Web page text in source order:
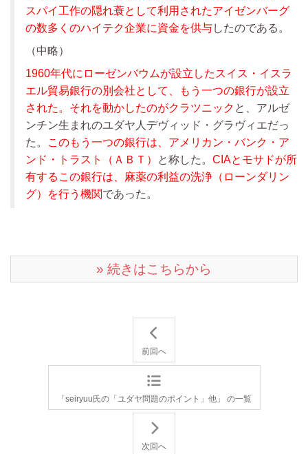
スパイ工作の隠れ蓑として利用されたアイゼンバーグ
の数多くのハイテク企業に資金を供与したのである。
（中略）
1960年代にローゼンバウムが設立したスイス・イスラ
エル貿易銀行の別会社として、もう一つの銀行が設立
された。それを動かしたのがクラツニック と、アルゼ
ンチン生まれのユダヤ人デヴィッド・グラヴィエだっ
た。
このもう一つの銀行は、アメリカン・バンク・ア
ンド・トラスト（ＡＢＴ）
と称した。 CIAとモサドが所
有するこの銀行は、麻薬の利益の洗浄（ローンダリン
グ）を行う機関であった。
» 続きはこちらから
前回へ
「seiryuu氏の「ユダヤ問題のポイント」他」 の一覧
次回へ